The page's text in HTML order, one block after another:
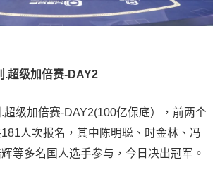
.超级加倍赛-DAY2
超级加倍赛-DAY2(100亿保底），前两个
人次报名，其中陈明聪、时金林、冯
等多名国人选手参与，今日决出冠军。